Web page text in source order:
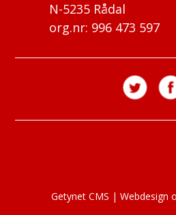
N-5235 Rådal
org.nr: 996 473 597
Getynet CMS | Webdesign